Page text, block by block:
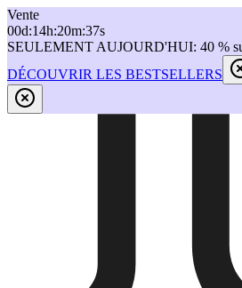
Vente
00d:14h:20m:37s
SEULEMENT AUJOURD'HUI: 40 %
DÉCOUVRIR LES BESTSELLERS